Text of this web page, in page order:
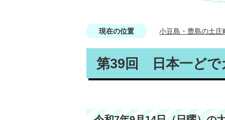
現在の位置 小豆島・豊島の土
第39回 日本一どで